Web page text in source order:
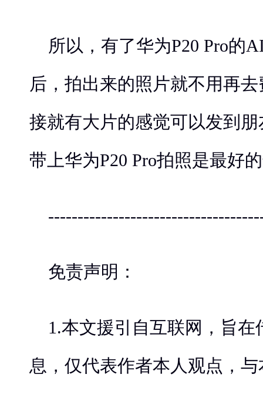
所以，有了华为P20 Pro的
后，拍出来的照片就不用再
接就有大片的感觉可以发到
带上华为P20 Pro拍照是最好
免责声明：
1.本文援引自互联网，旨在
息，仅代表作者本人观点，